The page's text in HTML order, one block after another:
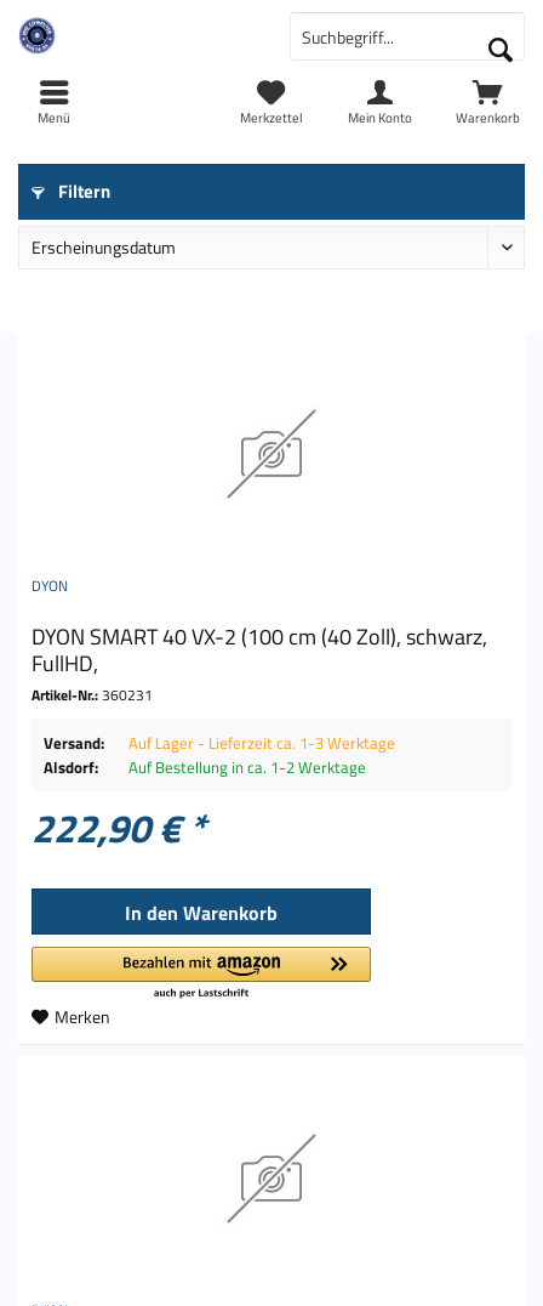
Warenkorb
Merkzettel Mein Konto
Menü
Filtern
DYON
DYON SMART 40 VX-2 (100 cm (40 Zoll), schwarz,
FullHD,
Artikel-Nr.:360231
Versand:
Auf Lager - Lieferzeit ca. 1-3 Werktage
Alsdorf:
Auf Bestellung in ca. 1-2 Werktage
222,90 € *
In den Warenkorb
Merken